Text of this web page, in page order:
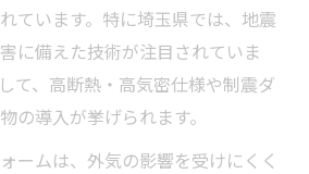
ています。特に埼玉県では、地震
に備えた技術が注目されていま
て、高断熱・高気密仕様や制震ダ
の導入が挙げられます。
ームは、外気の影響を受けにくく